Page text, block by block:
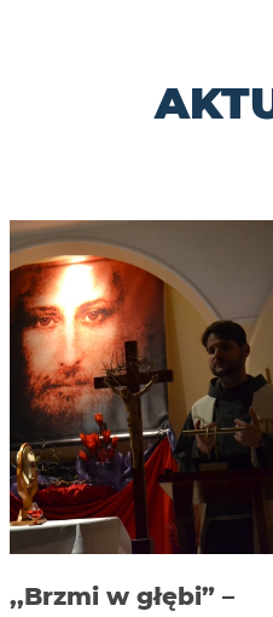
,,Brzmi w głębi” –